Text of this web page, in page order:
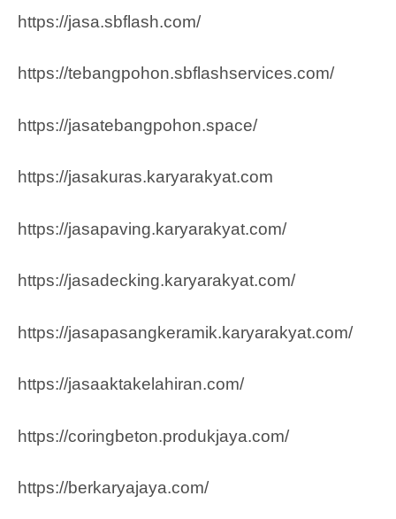
https://jasa.sbflash.com/
https://tebangpohon.sbflashservices.com/
https://jasatebangpohon.space/
https://jasakuras.karyarakyat.com
https://jasapaving.karyarakyat.com/
https://jasadecking.karyarakyat.com/
https://jasapasangkeramik.karyarakyat.com/
https://jasaaktakelahiran.com/
https://coringbeton.produkjaya.com/
https://berkaryajaya.com/